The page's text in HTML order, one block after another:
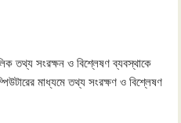
তথ্য সংরক্ষন ও বিশ্লেষণ ব্যবস্থাকে
মাধ্যমে তথ্য সংরক্ষণ ও বিশ্লেষণ